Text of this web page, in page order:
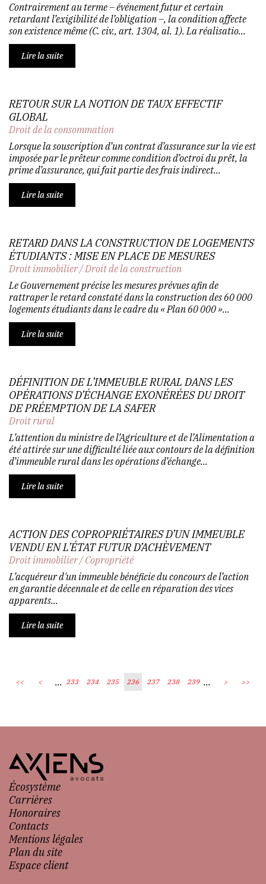
Contrairement au terme – événement futur et certain
retardant l’exigibilité de l’obligation –, la condition affecte
son existence même (C. civ., art. 1304, al. 1). La réalisatio...
Lire la suite
RETOUR SUR LA NOTION DE TAUX EFFECTIF
GLOBAL
Droit de la consommation
Lorsque la souscription d’un contrat d’assurance sur la vie est
imposée par le prêteur comme condition d’octroi du prêt, la
prime d’assurance, qui fait partie des frais indirect...
Lire la suite
RETARD DANS LA CONSTRUCTION DE LOGEMENTS
ÉTUDIANTS : MISE EN PLACE DE MESURES
Droit immobilier/Droit de la construction
Le Gouvernement précise les mesures prévues afin de
rattraper le retard constaté dans la construction des 60 000
logements étudiants dans le cadre du « Plan 60 000 »...
Lire la suite
DÉFINITION DE L’IMMEUBLE RURAL DANS LES
OPÉRATIONS D’ÉCHANGE EXONÉRÉES DU DROIT
DE PRÉEMPTION DE LA SAFER
Droit rural
L’attention du ministre de l’Agriculture et de l’Alimentation a
été attirée sur une difficulté liée aux contours de la définition
d’immeuble rural dans les opérations d’échange...
Lire la suite
ACTION DES COPROPRIÉTAIRES D’UN IMMEUBLE
VENDU EN L’ÉTAT FUTUR D’ACHÈVEMENT
Droit immobilier/Copropriété
L’acquéreur d'un immeuble bénéficie du concours de l’action
en garantie décennale et de celle en réparation des vices
apparents...
Lire la suite
<< < ... 233 234 235 236 237 238 239 ... > >>
Écosystème
Carrières
Honoraires
Contacts
Mentions légales
Plan du site
Espace client